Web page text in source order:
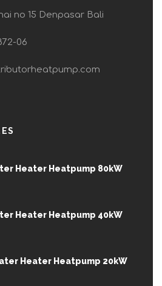
no 15 Denpasar Bali
06
Heater Heatpump 80kW
Heater Heatpump 40kW
Heater Heatpump 20kW